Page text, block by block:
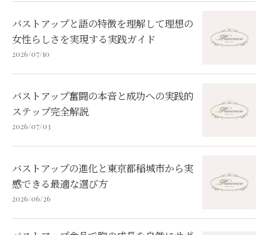
バストアップと語の特徴を理解して理想の
女性らしさを実現する実践ガイド
2026/07/10
バストアップ奮闘の本音と成功への実践的
ステップ完全解説
2026/07/03
バストアップの進化と東京都稲城市から実
感できる最適な選び方
2026/06/26